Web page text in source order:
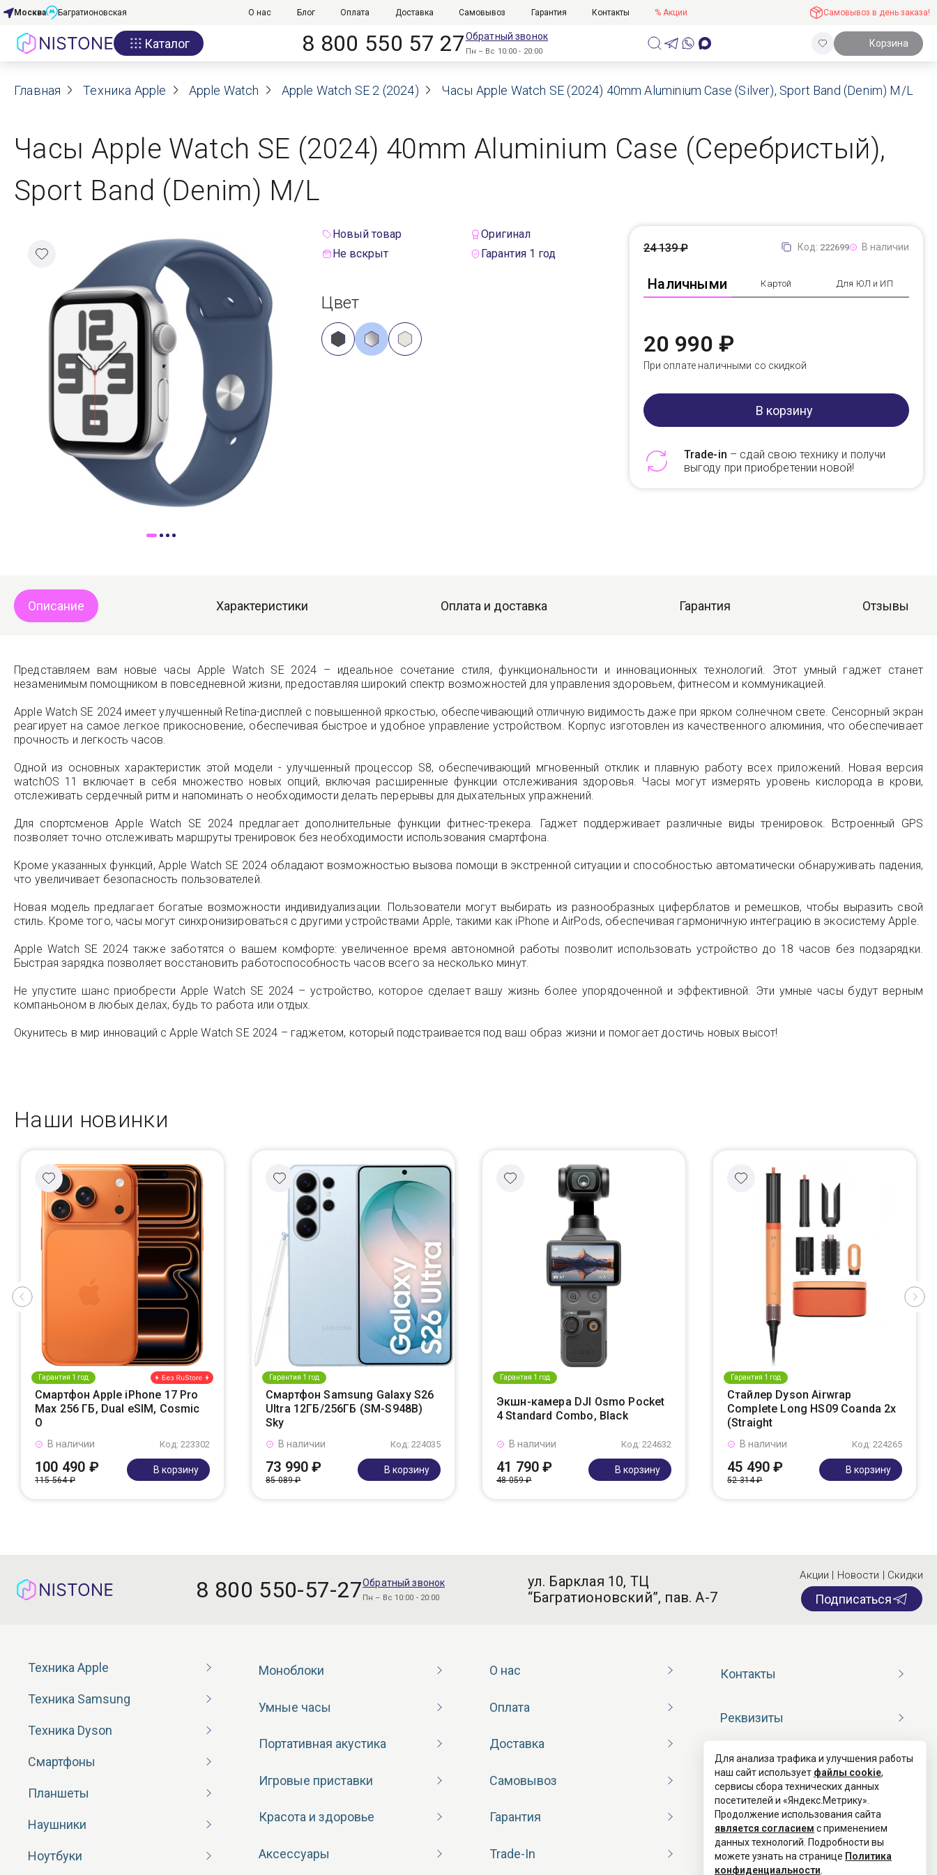
Акции
О нас
Договор оферты
Реквизиты
Гарантия
Оплата
Доставка
Самовывоз
Trade-In
Москва Багратионовская О нас Блог Оплата Доставка Самовывоз Гарантия Контакты % Акции Самовывоз в день заказа!
Каталог 8 800 550 57 27Обратный звонок
Пн – Вс 10:00 - 20:00
Корзина
Главная Техника Apple Apple Watch Apple Watch SE 2 (2024) Часы Apple Watch SE (2024) 40mm Aluminium Case (Silver), Sport Band (Denim) M/L
Часы Apple Watch SE (2024) 40mm Aluminium Case (Серебристый),
Sport Band (Denim) M/L
Новый товар
Оригинал
Не вскрыт
Гарантия 1 год
Цвет
Код: 222699 В наличии
Наличными Картой Для ЮЛ и ИП
24 139 ₽
20 990 ₽
При оплате наличными со скидкой
В корзину
Trade-in – сдай свою технику и получи
выгоду при приобретении новой!
Описание Характеристики Оплата и доставка Гарантия Отзывы
Представляем вам новые часы Apple Watch SE 2024 – идеальное сочетание стиля, функциональности и инновационных технологий. Этот умный гаджет станет
незаменимым помощником в повседневной жизни, предоставляя широкий спектр возможностей для управления здоровьем, фитнесом и коммуникацией.
Apple Watch SE 2024 имеет улучшенный Retina-дисплей с повышенной яркостью, обеспечивающий отличную видимость даже при ярком солнечном свете. Сенсорный экран
реагирует на самое легкое прикосновение, обеспечивая быстрое и удобное управление устройством. Корпус изготовлен из качественного алюминия, что обеспечивает
прочность и легкость часов.
Одной из основных характеристик этой модели - улучшенный процессор S8, обеспечивающий мгновенный отклик и плавную работу всех приложений. Новая версия
watchOS 11 включает в себя множество новых опций, включая расширенные функции отслеживания здоровья. Часы могут измерять уровень кислорода в крови,
отслеживать сердечный ритм и напоминать о необходимости делать перерывы для дыхательных упражнений.
Для спортсменов Apple Watch SE 2024 предлагает дополнительные функции фитнес-трекера. Гаджет поддерживает различные виды тренировок. Встроенный GPS
позволяет точно отслеживать маршруты тренировок без необходимости использования смартфона.
Кроме указанных функций, Apple Watch SE 2024 обладают возможностью вызова помощи в экстренной ситуации и способностью автоматически обнаруживать падения,
что увеличивает безопасность пользователей.
Новая модель предлагает богатые возможности индивидуализации. Пользователи могут выбирать из разнообразных циферблатов и ремешков, чтобы выразить свой
стиль. Кроме того, часы могут синхронизироваться с другими устройствами Apple, такими как iPhone и AirPods, обеспечивая гармоничную интеграцию в экосистему Apple.
Apple Watch SE 2024 также заботятся о вашем комфорте: увеличенное время автономной работы позволит использовать устройство до 18 часов без подзарядки.
Быстрая зарядка позволяет восстановить работоспособность часов всего за несколько минут.
Не упустите шанс приобрести Apple Watch SE 2024 – устройство, которое сделает вашу жизнь более упорядоченной и эффективной. Эти умные часы будут верным
компаньоном в любых делах, будь то работа или отдых.
Окунитесь в мир инноваций с Apple Watch SE 2024 – гаджетом, который подстраивается под ваш образ жизни и помогает достичь новых высот!
Наши новинки
Гарантия 1 год
Смартфон Apple iPhone 17 Pro
Max 256 ГБ, Dual eSIM, Cosmic
O
Код: 223302
В наличии
100 490 ₽
115 564 ₽
В корзину
Гарантия 1 год
Смартфон Samsung Galaxy S26
Ultra 12ГБ/256ГБ (SM-S948B)
Sky
Код: 224035
В наличии
73 990 ₽
85 089 ₽
В корзину
Гарантия 1 год
Экшн-камера DJI Osmo Pocket
4 Standard Combo, Black
Код: 224632
В наличии
41 790 ₽
48 059 ₽
В корзину
Гарантия 1 год
Стайлер Dyson Airwrap
Complete Long HS09 Coanda 2x
(Straight
Код: 224265
В наличии
45 490 ₽
52 314 ₽
В корзину
8 800 550-57-27Обратный звонок
Пн – Вс 10:00 - 20:00
ул. Барклая 10, ТЦ
“Багратионовский”, пав. А-7
Акции | Новости | Скидки
Подписаться
Техника Apple
Техника Samsung
Техника Dyson
Смартфоны
Планшеты
Наушники
Ноутбуки
Моноблоки
Умные часы
Портативная акустика
Игровые приставки
Красота и здоровье
Аксессуары
О нас
Оплата
Доставка
Самовывоз
Гарантия
Trade-In
Контакты
Реквизиты
Договор оферты
Согласие на обработку ПД
Политика конфиденциальности
Для анализа трафика и улучшения работы
наш сайт использует файлы cookie,
сервисы сбора технических данных
посетителей и «Яндекс.Метрику».
Продолжение использования сайта
является согласием с применением
данных технологий. Подробности вы
можете узнать на странице Политика
конфиденциальности